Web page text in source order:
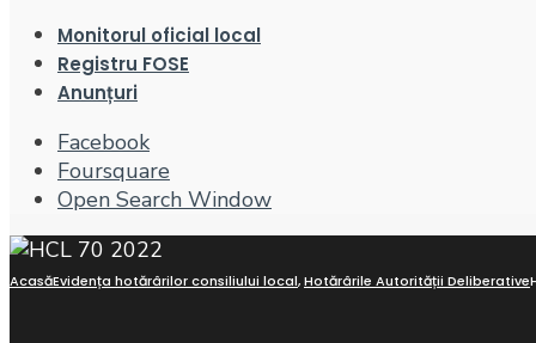
Monitorul oficial local
Registru FOSE
Anunțuri
Facebook
Foursquare
Open Search Window
AcasăEvidența hotărârilor consiliului local,Hotărârile Autorității Deliberative